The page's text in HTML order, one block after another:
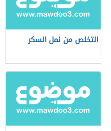
التخلص من نمل السكر